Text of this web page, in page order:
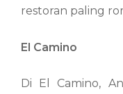
restoran paling
El Camino
Di El Camino,